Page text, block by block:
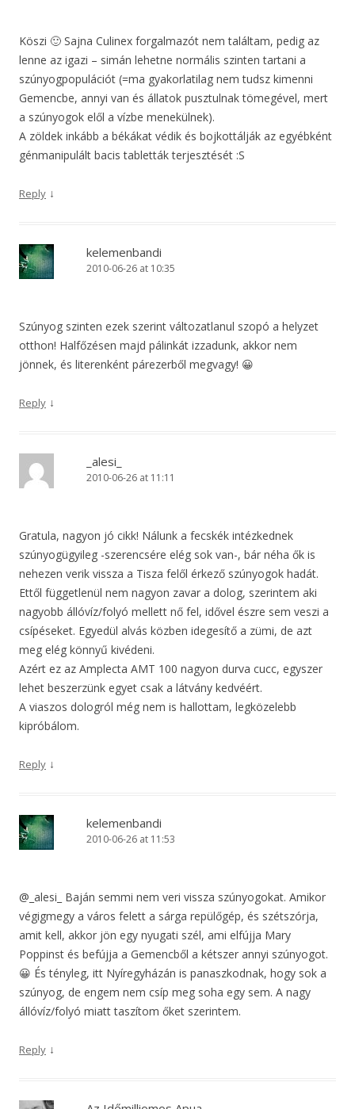
Köszi 🙂 Sajna Culinex forgalmazót nem találtam, pedig az
lenne az igazi – simán lehetne normális szinten tartani a
szúnyogpopulációt (=ma gyakorlatilag nem tudsz kimenni
Gemencbe, annyi van és állatok pusztulnak tömegével, mert
a szúnyogok elől a vízbe menekülnek).
A zöldek inkább a békákat védik és bojkottálják az egyébként
génmanipulált bacis tabletták terjesztését :S
Reply ↓
kelemenbandi
2010-06-26 at 10:35
Szúnyog szinten ezek szerint változatlanul szopó a helyzet
otthon! Halfőzésen majd pálinkát izzadunk, akkor nem
jönnek, és literenként párezerből megvagy! 😀
Reply ↓
_alesi_
2010-06-26 at 11:11
Gratula, nagyon jó cikk! Nálunk a fecskék intézkednek
szúnyogügyileg -szerencsére elég sok van-, bár néha ők is
nehezen verik vissza a Tisza felől érkező szúnyogok hadát.
Ettől függetlenül nem nagyon zavar a dolog, szerintem aki
nagyobb állóvíz/folyó mellett nő fel, idővel észre sem veszi a
csípéseket. Egyedül alvás közben idegesítő a zümi, de azt
meg elég könnyű kivédeni.
Azért ez az Amplecta AMT 100 nagyon durva cucc, egyszer
lehet beszerzünk egyet csak a látvány kedvéért.
A viaszos dologról még nem is hallottam, legközelebb
kipróbálom.
Reply ↓
kelemenbandi
2010-06-26 at 11:53
@_alesi_ Baján semmi nem veri vissza szúnyogokat. Amikor
végigmegy a város felett a sárga repülőgép, és szétszórja,
amit kell, akkor jön egy nyugati szél, ami elfújja Mary
Poppinst és befújja a Gemencből a kétszer annyi szúnyogot.
😀 És tényleg, itt Nyíregyházán is panaszkodnak, hogy sok a
szúnyog, de engem nem csíp meg soha egy sem. A nagy
állóvíz/folyó miatt taszítom őket szerintem.
Reply ↓